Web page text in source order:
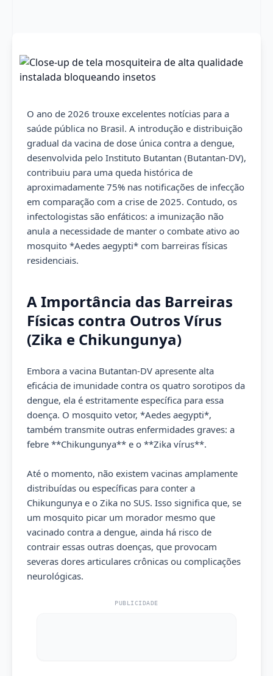
O ano de 2026 trouxe excelentes notícias para a
saúde pública no Brasil. A introdução e distribuição
gradual da vacina de dose única contra a dengue,
desenvolvida pelo Instituto Butantan (Butantan-DV),
contribuiu para uma queda histórica de
aproximadamente 75% nas notificações de infecção
em comparação com a crise de 2025. Contudo, os
infectologistas são enfáticos: a imunização não
anula a necessidade de manter o combate ativo ao
mosquito *Aedes aegypti* com barreiras físicas
residenciais.
A Importância das Barreiras
Físicas contra Outros Vírus
(Zika e Chikungunya)
Embora a vacina Butantan-DV apresente alta
eficácia de imunidade contra os quatro sorotipos da
dengue, ela é estritamente específica para essa
doença. O mosquito vetor, *Aedes aegypti*,
também transmite outras enfermidades graves: a
febre **Chikungunya** e o **Zika vírus**.
Até o momento, não existem vacinas amplamente
distribuídas ou específicas para conter a
Chikungunya e o Zika no SUS. Isso significa que, se
um mosquito picar um morador mesmo que
vacinado contra a dengue, ainda há risco de
contrair essas outras doenças, que provocam
severas dores articulares crônicas ou complicações
neurológicas.
PUBLICIDADE